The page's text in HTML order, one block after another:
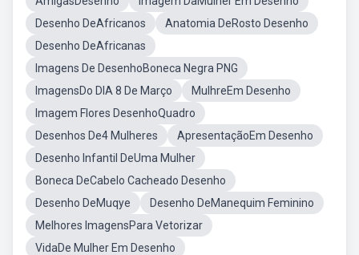
Desenho DeAfricanos
Anatomia DeRosto Desenho
Desenho DeAfricanas
Imagens De DesenhoBoneca Negra PNG
ImagensDo DIA 8 De Março
MulhreEm Desenho
Imagem Flores DesenhoQuadro
Desenhos De4 Mulheres
ApresentaçãoEm Desenho
Desenho Infantil DeUma Mulher
Boneca DeCabelo Cacheado Desenho
Desenho DeMuqye
Desenho DeManequim Feminino
Melhores ImagensPara Vetorizar
VidaDe Mulher Em Desenho